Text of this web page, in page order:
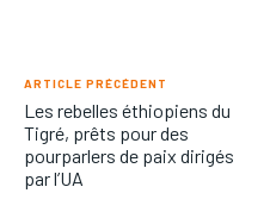
ARTICLE PRÉCÉDENT
Les rebelles éthiopiens du
Tigré, prêts pour des
pourparlers de paix dirigés
par l’UA